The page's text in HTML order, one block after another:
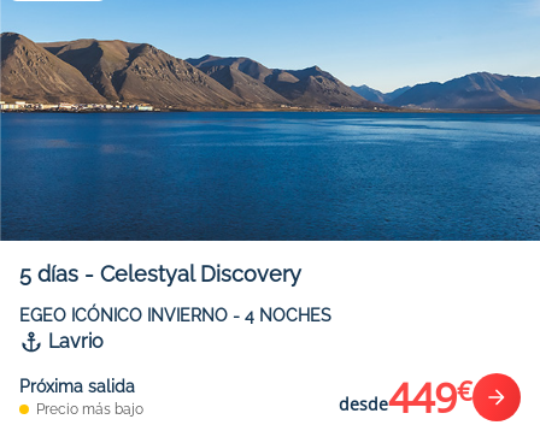
5 días - Celestyal Discovery
EGEO ICÓNICO INVIERNO - 4 NOCHES
Lavrio
Próxima salida
Precio más bajo desde449€